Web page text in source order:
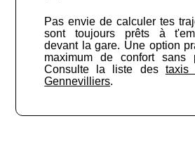
Pas envie de calculer tes
sont toujours prêts à
devant la gare. Une option
maximum de confort sans
Consulte la liste des
Gennevilliers.